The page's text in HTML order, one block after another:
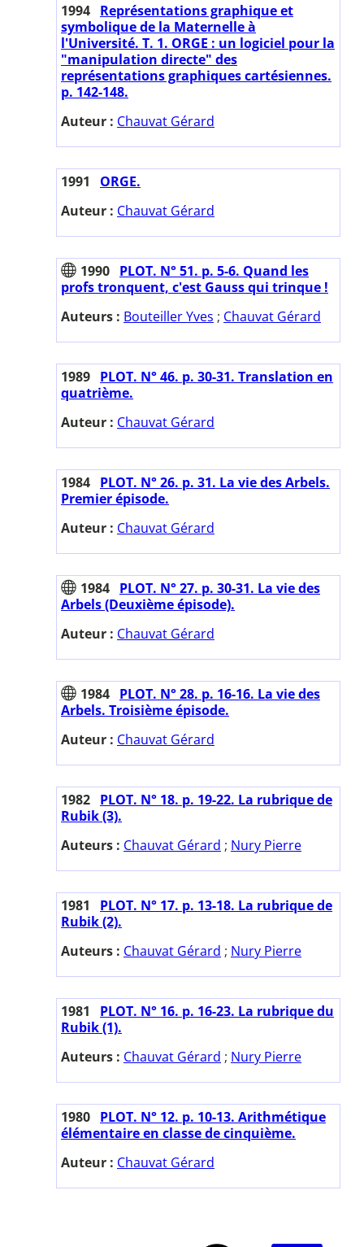
1994 Représentations graphique et
symbolique de la Maternelle à
l'Université. T. 1. ORGE : un logiciel pour la
"manipulation directe" des
représentations graphiques cartésiennes.
p. 142-148.
Auteur : Chauvat Gérard
1991
ORGE.
Auteur : Chauvat Gérard
1990 PLOT. N° 51. p. 5-6. Quand les
profs tronquent, c'est Gauss qui trinque !
Auteurs : Bouteiller Yves ; Chauvat Gérard
1989 PLOT. N° 46. p. 30-31. Translation en
quatrième.
Auteur : Chauvat Gérard
1984 PLOT. N° 26. p. 31. La vie des Arbels.
Premier épisode.
Auteur : Chauvat Gérard
1984 PLOT. N° 27. p. 30-31. La vie des
Arbels (Deuxième épisode).
Auteur : Chauvat Gérard
1984 PLOT. N° 28. p. 16-16. La vie des
Arbels. Troisième épisode.
Auteur : Chauvat Gérard
1982 PLOT. N° 18. p. 19-22. La rubrique de
Rubik (3).
Auteurs : Chauvat Gérard ; Nury Pierre
1981
PLOT. N° 17. p. 13-18. La rubrique de
Rubik (2).
Auteurs : Chauvat Gérard ; Nury Pierre
1981
PLOT. N° 16. p. 16-23. La rubrique du
Rubik (1).
Auteurs : Chauvat Gérard ; Nury Pierre
1980 PLOT. N° 12. p. 10-13. Arithmétique
élémentaire en classe de cinquième.
Auteur : Chauvat Gérard